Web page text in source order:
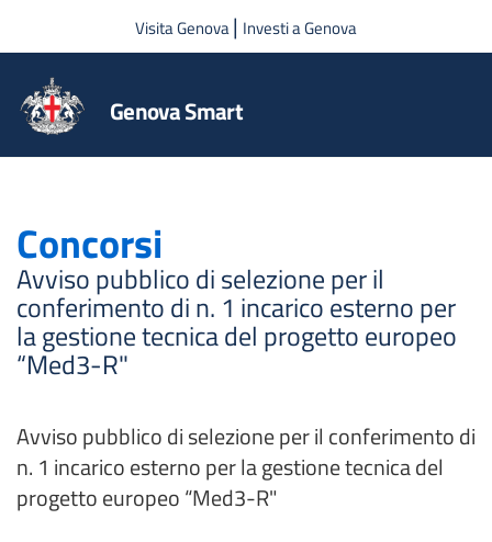
Salta al contenuto principale
Visita Genova| Investi a Genova
Genova Smart
Concorsi
Avviso pubblico di selezione per il
conferimento di n. 1 incarico esterno per
la gestione tecnica del progetto europeo
“Med3-R"
Avviso pubblico di selezione per il conferimento di
n. 1 incarico esterno per la gestione tecnica del
progetto europeo “Med3-R"